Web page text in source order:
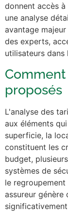
donnent accès
une analyse
avantage
des experts,
utilisateurs dans
proposés
L'analyse des
aux éléments
superficie, la
constituent les
budget,
systèmes de
le regroupement
assureur génère